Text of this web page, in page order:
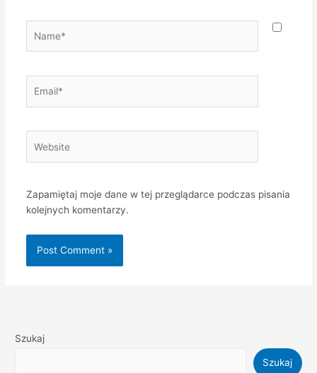
Zapamiętaj moje dane w tej przeglądarce podczas pisania
kolejnych komentarzy.
Szukaj
Szukaj